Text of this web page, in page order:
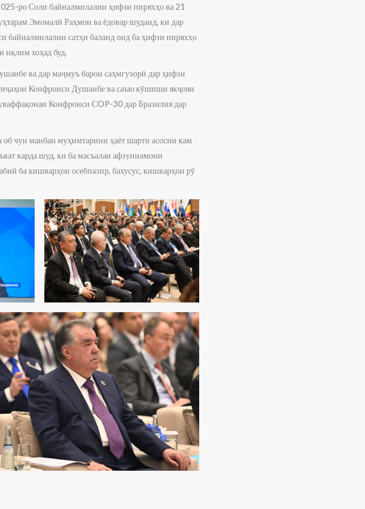
ро Соли байналмилалии ҳифзи пиряхҳо ва 21
Эмомалӣ Раҳмон ва ёдовар шуданд, ки дар
байналмилалии сатҳи баланд оид ба ҳифзи пиряхҳо
иқлим хоҳад буд.
ва дар маҷмуъ барои саҳмгузорӣ дар ҳифзи
Конфронси Душанбе ва саъю кӯшиши якҷояи
Конфронси СOP-30 дар Бразилия дар
чун манбаи муҳимтарини ҳаёт шарти асосии кам
карда шуд, ки ба масъалаи афзуннамоии
ба кишварҳои осебпазир, бахусус, кишварҳои рӯ